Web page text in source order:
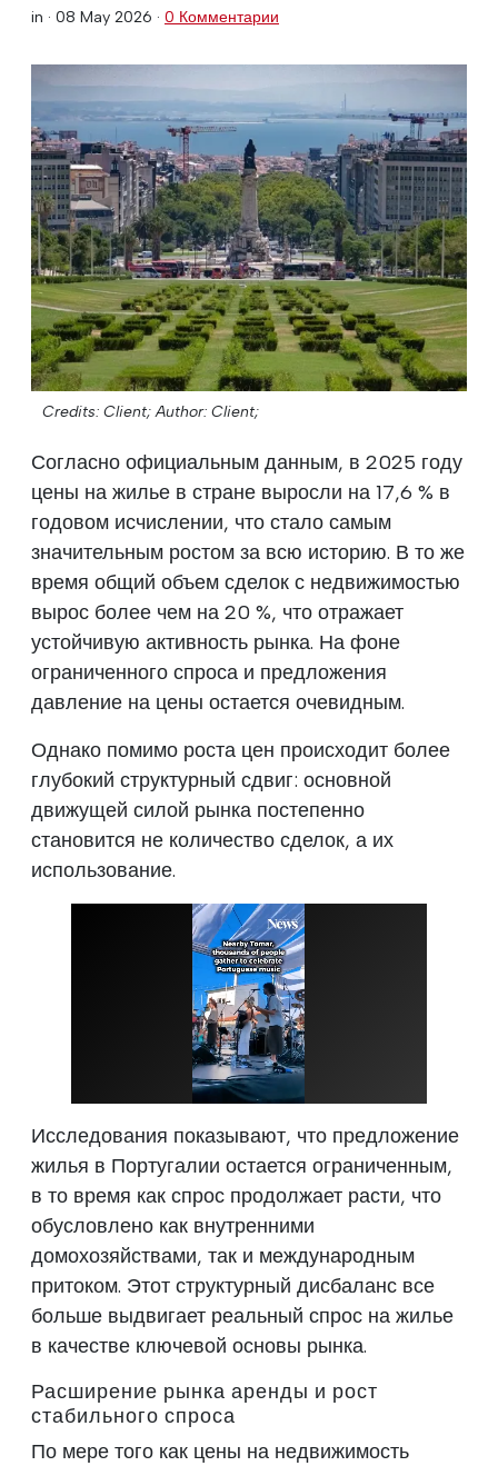
in · 08 May 2026 · 0 Комментарии
Credits: Client; Author: Client;
Согласно официальным данным, в 2025 году
цены на жилье в стране выросли на 17,6 % в
годовом исчислении, что стало самым
значительным ростом за всю историю. В то же
время общий объем сделок с недвижимостью
вырос более чем на 20 %, что отражает
устойчивую активность рынка. На фоне
ограниченного спроса и предложения
давление на цены остается очевидным.
Однако помимо роста цен происходит более
глубокий структурный сдвиг: основной
движущей силой рынка постепенно
становится не количество сделок, а их
использование.
Исследования показывают, что предложение
жилья в Португалии остается ограниченным,
в то время как спрос продолжает расти, что
обусловлено как внутренними
домохозяйствами, так и международным
притоком. Этот структурный дисбаланс все
больше выдвигает реальный спрос на жилье
в качестве ключевой основы рынка.
Расширение рынка аренды и рост
стабильного спроса
По мере того как цены на недвижимость